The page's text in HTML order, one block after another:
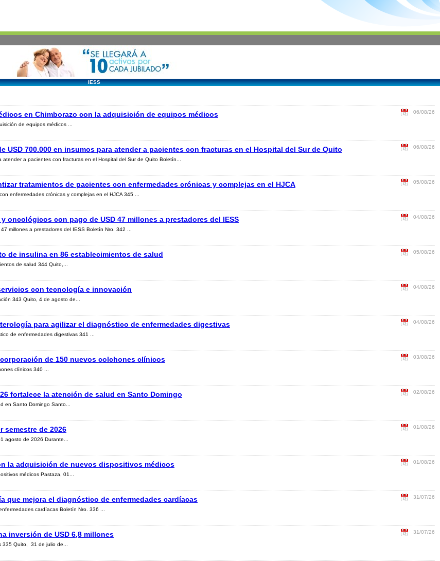
IESS
en Chimborazo con la adquisición de equipos médicos 06/08/26
de equipos médicos ...
700.000 en insumos para atender a pacientes con fracturas en el Hospital del Sur de Quito 06/08/26
a pacientes con fracturas en el Hospital del Sur de Quito Boletín...
tratamientos de pacientes con enfermedades crónicas y complejas en el HJCA 05/08/26
enfermedades crónicas y complejas en el HJCA 345 ...
con pago de USD 47 millones a prestadores del IESS 04/08/26
millones a prestadores del IESS Boletín Nro. 342 ...
de insulina en 86 establecimientos de salud 05/08/26
de salud 344 Quito,...
con tecnología e innovación 04/08/26
343 Quito, 4 de agosto de...
para agilizar el diagnóstico de enfermedades digestivas 04/08/26
de enfermedades digestivas 341 ...
de 150 nuevos colchones clínicos 03/08/26
clínicos 340 ...
fortalece la atención de salud en Santo Domingo 02/08/26
en Santo Domingo Santo...
semestre de 2026 01/08/26
agosto de 2026 Durante...
la adquisición de nuevos dispositivos médicos 01/08/26
médicos Pastaza, 01...
que mejora el diagnóstico de enfermedades cardíacas 31/07/26
cardíacas Boletín Nro. 336 ...
inversión de USD 6,8 millones 31/07/26
335 Quito, 31 de julio de...